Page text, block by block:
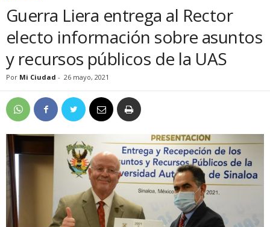
Guerra Liera entrega al Rector
electo información sobre asuntos
y recursos públicos de la UAS
Por Mi Ciudad - 26 mayo, 2021